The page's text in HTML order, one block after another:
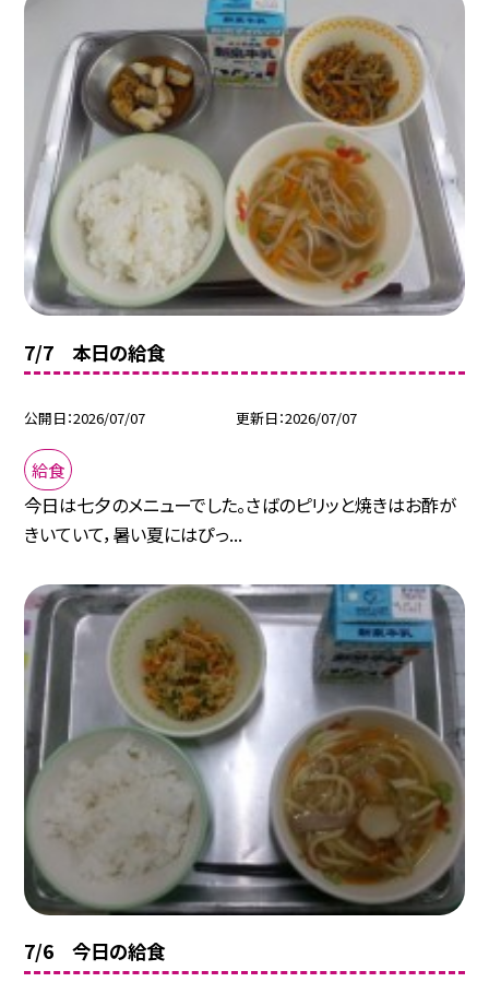
7/7 本日の給食
公開日 2026/07/07 更新日 2026/07/07
給食
今日は七夕のメニューでした。さばのピリッと焼きはお酢が
きいていて，暑い夏にはぴっ...
7/6 今日の給食